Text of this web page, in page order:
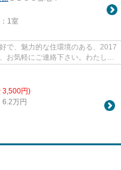
1室
で、魅力的な住環境のある、2017
お気軽にご連絡下さい。わたした
3,500円)
6.2万円